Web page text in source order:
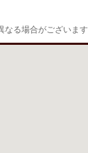
なる場合がございます